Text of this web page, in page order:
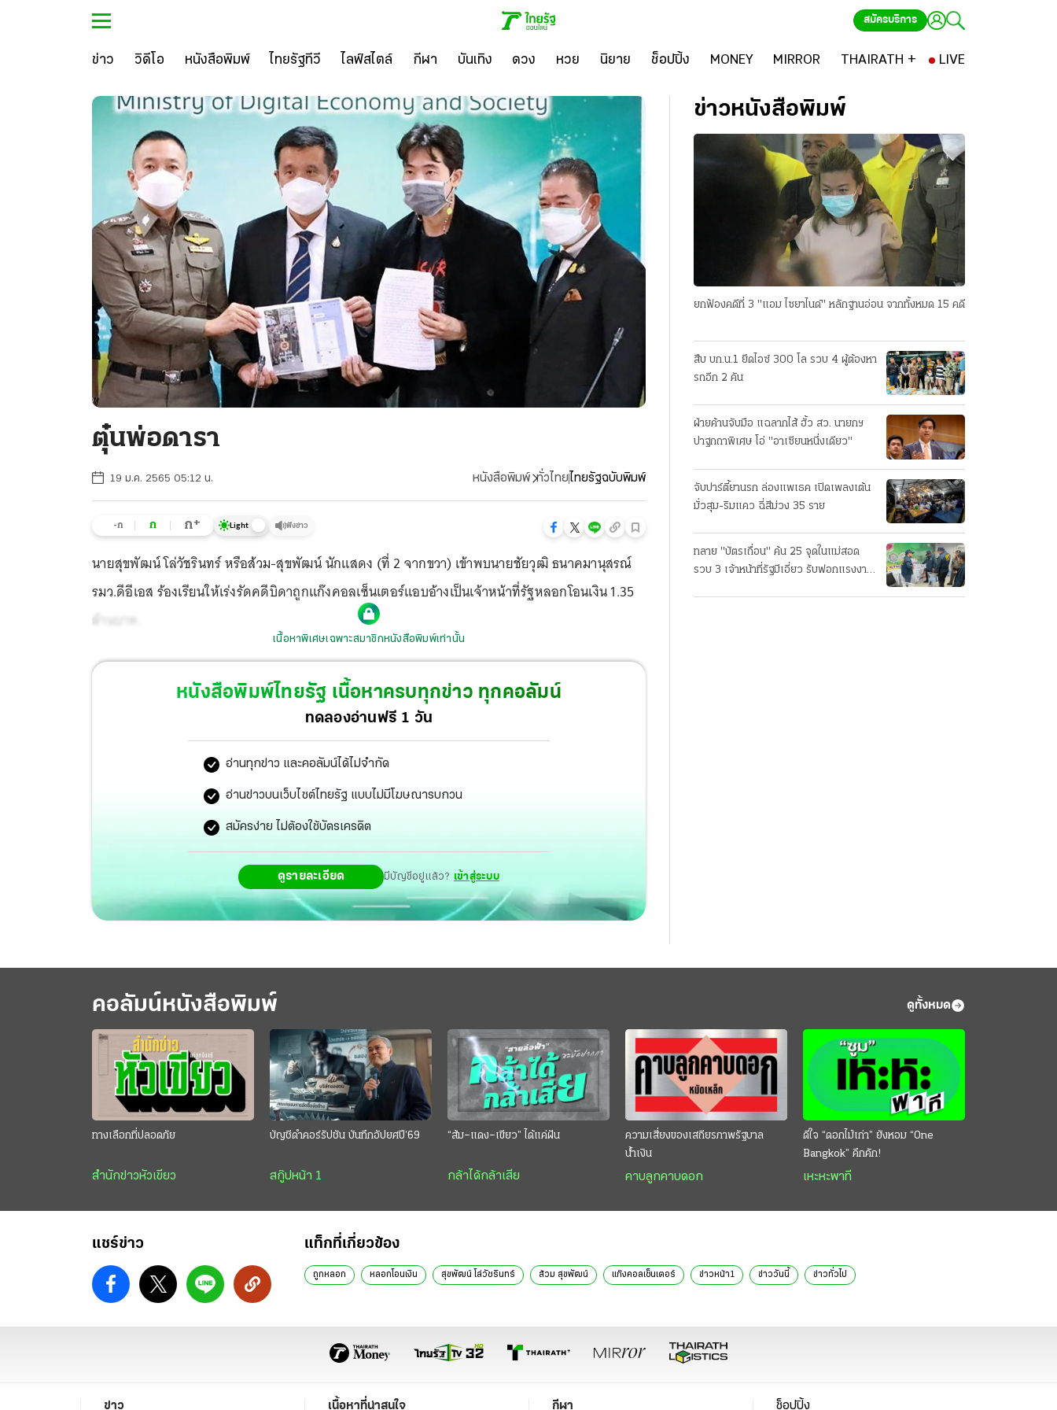
สมัครบริการ
ข่าว วิดีโอ หนังสือพิมพ์ ไทยรัฐทีวี ไลฟ์สไตล์ กีฬา บันเทิง ดวง หวย นิยาย ช็อปปิ้ง MONEY MIRROR THAIRATH + LIVE
ตุ๋นพ่อดารา
19 ม.ค. 2565 05:12 น. หนังสือพิมพ์ ทั่วไทยไทยรัฐฉบับพิมพ์
-ก ก ก+ Light ฟังข่าว
นายสุขพัฒน์ โล่วัชรินทร์ หรือส้วม-สุขพัฒน์ นักแสดง (ที่ 2 จากขวา) เข้าพบนายชัยวุฒิ ธนาคมานุสรณ์
รมว.ดีอีเอส ร้องเรียนให้เร่งรัดคดีบิดาถูกแก๊งคอลเซ็นเตอร์แอบอ้างเป็นเจ้าหน้าที่รัฐหลอกโอนเงิน 1.35
ล้านบาท.
เนื้อหาพิเศษเฉพาะสมาชิกหนังสือพิมพ์เท่านั้น
หนังสือพิมพ์ไทยรัฐ เนื้อหาครบทุกข่าว ทุกคอลัมน์
ทดลองอ่านฟรี 1 วัน
อ่านทุกข่าว และคอลัมน์ได้ไม่จำกัด
อ่านข่าวบนเว็บไซต์ไทยรัฐ แบบไม่มีโฆษณารบกวน
สมัครง่าย ไม่ต้องใช้บัตรเครดิต
ดูรายละเอียด มีบัญชีอยู่แล้ว? เข้าสู่ระบบ
ข่าวหนังสือพิมพ์
ยกฟ้องคดีที่ 3 "แอม ไซยาไนด์" หลักฐานอ่อน จากทั้งหมด 15 คดี
สืบ บก.น.1 ยึดไอซ์ 300 โล รวบ 4 ผู้ต้องหา
รถอีก 2 คัน
ฝ่ายค้านจับมือ แฉลากไส้ ฮั้ว สว. นายกฯ
ปาฐกถาพิเศษ โอ่ "อาเซียนหนึ่งเดียว"
จับปาร์ตี้ยานรก ล่องแพเธค เปิดเพลงเต้น
มั่วสุม-ริมแคว ฉี่สีม่วง 35 ราย
ทลาย "บัตรเถื่อน" ค้น 25 จุดในแม่สอด
รวบ 3 เจ้าหน้าที่รัฐมีเอี่ยว รับฟอกแรงงาน
คอลัมน์หนังสือพิมพ์ ดูทั้งหมด
ทางเลือกที่ปลอดภัย
สำนักข่าวหัวเขียว
บัญชีดำคอร์รัปชัน บันทึกอัปยศปี’69
สกู๊ปหน้า 1
“ส้ม–แดง–เขียว” ได้แค่ฝัน
กล้าได้กล้าเสีย
ความเสี่ยงของเสถียรภาพรัฐบาล
น้ำเงิน
คาบลูกคาบดอก
ดีใจ “ดอกไม้เก่า” ยังหอม “One
Bangkok” คึกคัก!
เหะหะพาที
แชร์ข่าว แท็กที่เกี่ยวข้อง
ถูกหลอก หลอกโอนเงิน สุขพัฒน์ โล่วัชรินทร์ ส้วม สุขพัฒน์ แก๊งคอลเซ็นเตอร์ ข่าวหน้า1 ข่าววันนี้ ข่าวทั่วไป
ข่าว เนื้อหาที่น่าสนใจ กีฬา ช็อปปิ้ง